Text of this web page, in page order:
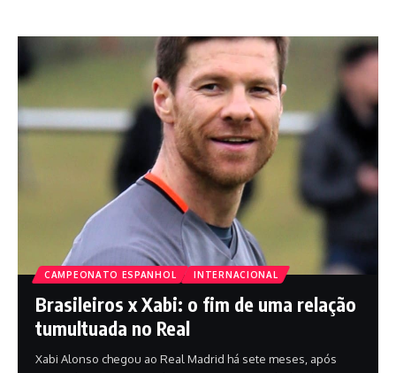
CAMPEONATO ESPANHOL INTERNACIONAL
Brasileiros x Xabi: o fim de uma relação
tumultuada no Real
Xabi Alonso chegou ao Real Madrid há sete meses, após